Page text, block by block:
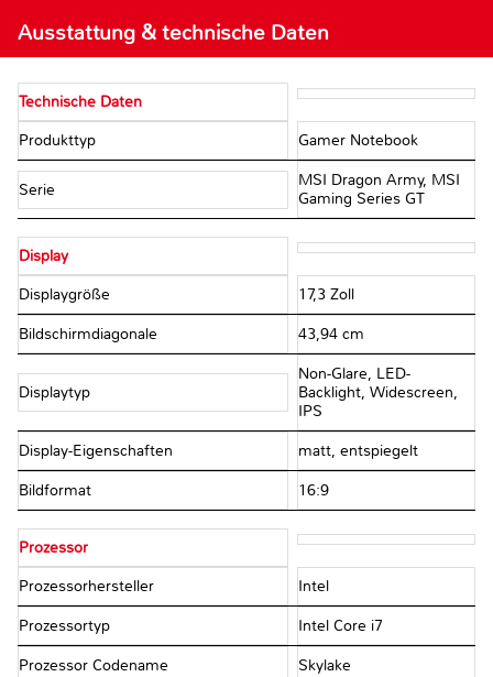
Ausstattung & technische Daten
Technische Daten
Produkttyp Gamer Notebook
Serie
MSI Dragon Army, MSI
Gaming Series GT
Display
Displaygröße 17,3 Zoll
Bildschirmdiagonale 43,94 cm
Displaytyp
Non-Glare, LED-
Backlight, Widescreen,
IPS
Display-Eigenschaften matt, entspiegelt
Bildformat 16:9
Prozessor
Prozessorhersteller Intel
Prozessortyp Intel Core i7
Prozessor Codename Skylake